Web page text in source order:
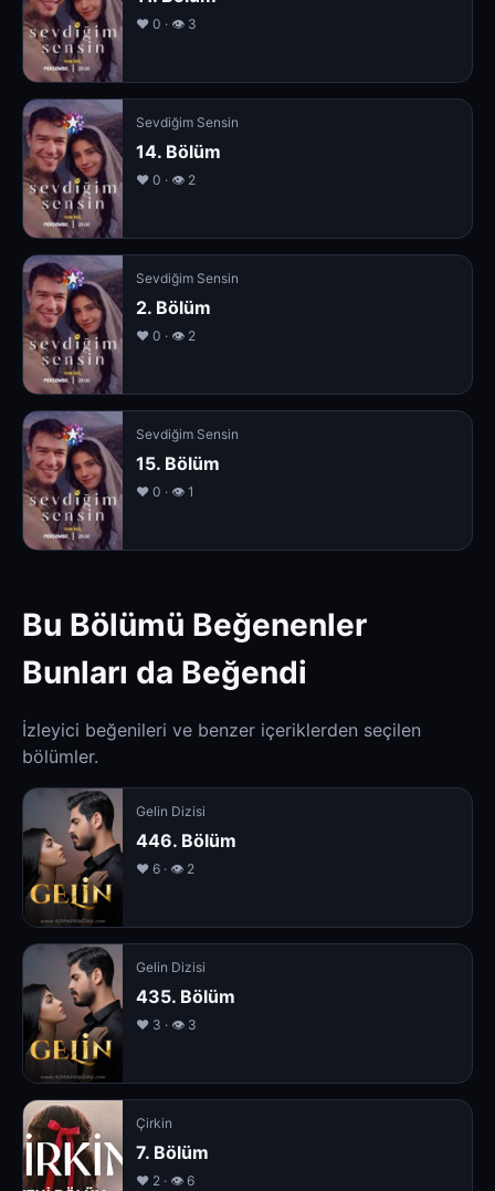
❤️ 0 · 👁 3
Sevdiğim Sensin
14. Bölüm
❤️ 0 · 👁 2
Sevdiğim Sensin
2. Bölüm
❤️ 0 · 👁 2
Sevdiğim Sensin
15. Bölüm
❤️ 0 · 👁 1
Bu Bölümü Beğenenler
Bunları da Beğendi
İzleyici beğenileri ve benzer içeriklerden seçilen
bölümler.
Gelin Dizisi
446. Bölüm
❤️ 6 · 👁 2
Gelin Dizisi
435. Bölüm
❤️ 3 · 👁 3
Çirkin
7. Bölüm
❤️ 2 · 👁 6